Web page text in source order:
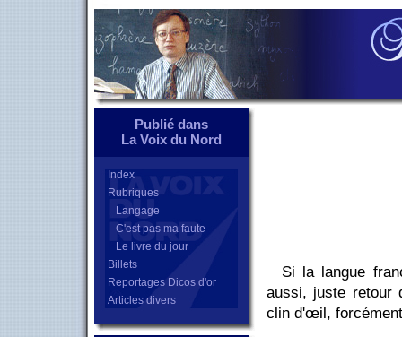
Publié dans
La Voix du Nord
Index
Rubriques
Langage
C'est pas ma faute
Le livre du jour
Billets
Reportages Dicos d'or
Articles divers
Si la langue
aussi, juste retour
clin d'œil,